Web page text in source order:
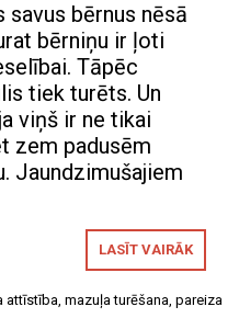
bērnus nēsā
bērniņu ir ļoti
Tāpēc
tiek turēts. Un
viņš ir ne tikai
zem padusēm
Jaundzimušajiem
LASĪT VAIRĀK
attīstība, mazuļa turēšana, pareiza